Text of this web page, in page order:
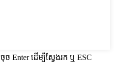
ចុច Enter ដើម្បីស្វែងរក ឬ ESC